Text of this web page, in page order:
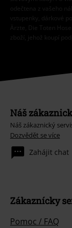
odečtena z vašeho
vstupenky, dárkové
Ärzte, Die Toten
zboží, jehož koupí
Náš
Náš zákaznický
Dozvědět se více
Zahájit chat
Zákaznícky
Pomoc / FAQ